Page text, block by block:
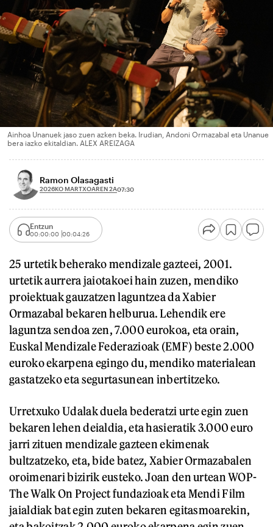
Ainhoa Unanuek jaso zuen azken beka. Irudian, Andoni Ormazabal eta Unanue
bera iazko ekitaldian. ALEX AREIZAGA
Ramon Olasagasti
2026KO MARTXOAREN 2A07:30
Entzun
00:00:00 00:04:26
25 urtetik beherako mendizale gazteei, 2001.
urtetik aurrera jaiotakoei hain zuzen, mendiko
proiektuak gauzatzen laguntzea da Xabier
Ormazabal bekaren helburua. Lehendik ere
laguntza sendoa zen, 7.000 eurokoa, eta orain,
Euskal Mendizale Federazioak (EMF) beste 2.000
euroko ekarpena egingo du, mendiko materialean
gastatzeko eta segurtasunean inbertitzeko.
Urretxuko Udalak duela bederatzi urte egin zuen
bekaren lehen deialdia, eta hasieratik 3.000 euro
jarri zituen mendizale gazteen ekimenak
bultzatzeko, eta, bide batez, Xabier Ormazabalen
oroimenari bizirik eusteko. Joan den urtean WOP-
The Walk On Project fundazioak eta Mendi Film
jaialdiak bat egin zuten bekaren egitasmoarekin,